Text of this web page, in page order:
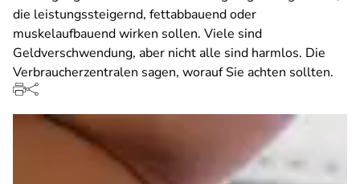
die leistungssteigernd, fettabbauend oder
muskelaufbauend wirken sollen. Viele sind
Geldverschwendung, aber nicht alle sind harmlos. Die
Verbraucherzentralen sagen, worauf Sie achten sollten.